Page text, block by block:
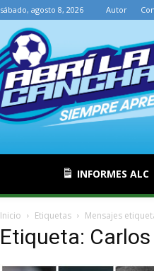
sábado, agosto 8, 2026 Autor
INFORMES ALC
Inicio Etiquetas Mensajes
Etiqueta: